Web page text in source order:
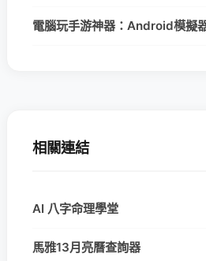
電腦玩手游神器：Android模擬
相關連結
AI 八字命理學堂
馬雅13月亮曆查詢器